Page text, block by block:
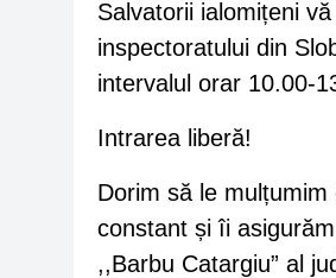
Salvatorii ialomițeni
inspectoratului din
intervalul orar 10.00-
Intrarea liberă!
Dorim să le
constant și îi
,,Barbu Catargiu” al